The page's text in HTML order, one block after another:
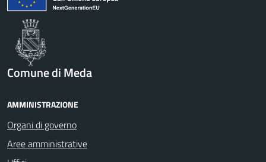
Comune di Meda
AMMINISTRAZIONE
Organi di governo
Aree amministrative